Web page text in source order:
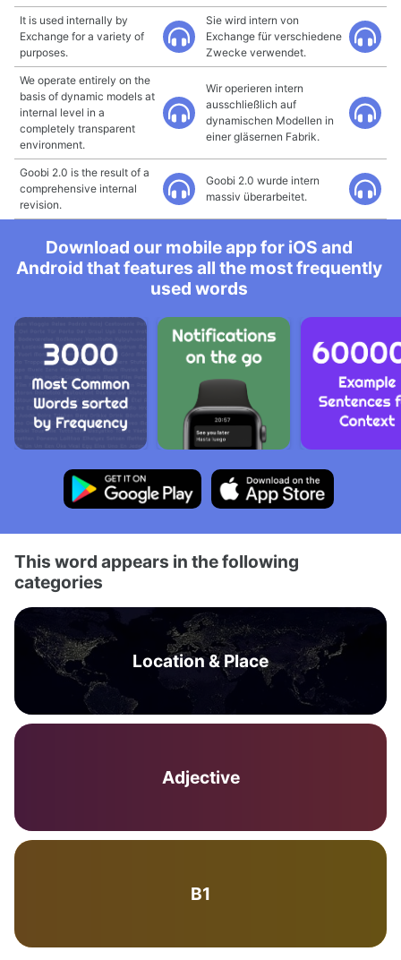
It is used internally by
Exchange for a variety of
purposes.
Sie wird intern von
Exchange für verschiedene
Zwecke verwendet.
We operate entirely on the
basis of dynamic models at
internal level in a
completely transparent
environment.
Wir operieren intern
ausschließlich auf
dynamischen Modellen in
einer gläsernen Fabrik.
Goobi 2.0 is the result of a
comprehensive internal
revision.
Goobi 2.0 wurde intern
massiv überarbeitet.
Download our mobile app for iOS and
Android that features all the most frequently
used words
This word appears in the following
categories
Location & Place
Adjective
B1